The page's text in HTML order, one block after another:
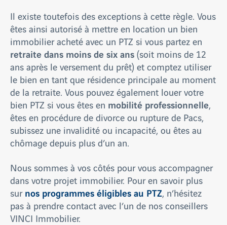
Il existe toutefois des exceptions à cette règle. Vous
êtes ainsi autorisé à mettre en location un bien
immobilier acheté avec un PTZ si vous partez en
retraite dans moins de six ans(soit moins de 12
ans après le versement du prêt) et comptez utiliser
le bien en tant que résidence principale au moment
de la retraite. Vous pouvez également louer votre
bien PTZ si vous êtes en mobilité professionnelle,
êtes en procédure de divorce ou rupture de Pacs,
subissez une invalidité ou incapacité, ou êtes au
chômage depuis plus d’un an.
Nous sommes à vos côtés pour vous accompagner
dans votre projet immobilier. Pour en savoir plus
surnos programmes éligibles au PTZ, n’hésitez
pas à prendre contact avec l’un de nos conseillers
VINCI Immobilier.